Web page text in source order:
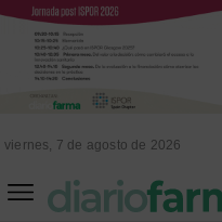
viernes, 7 de agosto de 2026